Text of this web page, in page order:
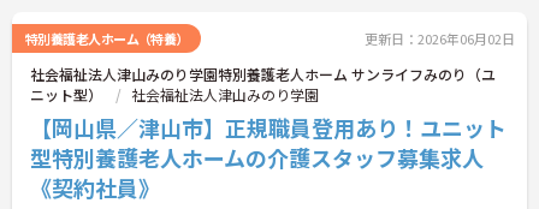
特別養護老人ホーム（特養） 更新日：2026年06月02日
社会福祉法人津山みのり学園特別養護老人ホーム サンライフみのり（ユ
ニット型）
社会福祉法人津山みのり学園
【岡山県／津山市】正規職員登用あり！ユニット
型特別養護老人ホームの介護スタッフ募集求人
《契約社員》